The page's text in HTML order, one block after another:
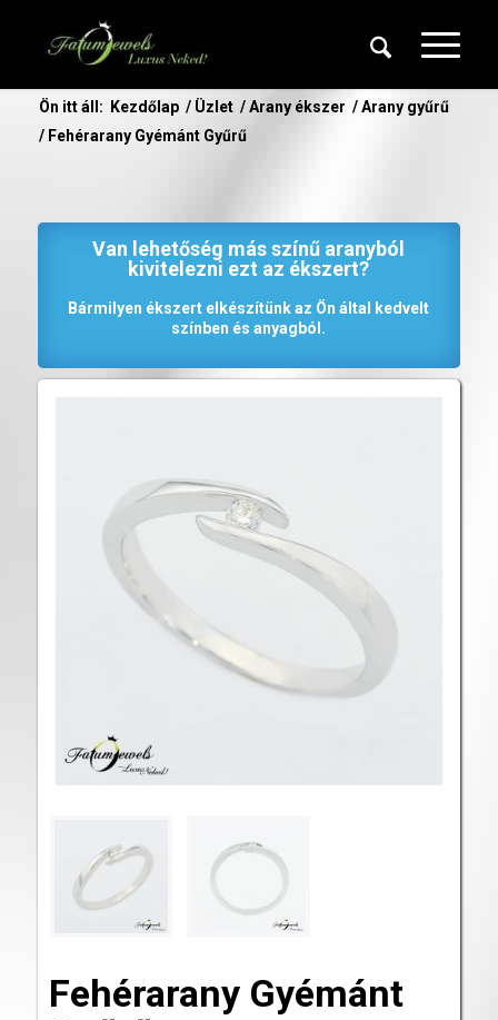
Ön itt áll: Kezdőlap / Üzlet / Arany ékszer / Arany gyűrű
/ Fehérarany Gyémánt Gyűrű
Van lehetőség más színű aranyból
kivitelezni ezt az ékszert?
Bármilyen ékszert elkészítünk az Ön által kedvelt
színben és anyagból.
Fehérarany Gyémánt